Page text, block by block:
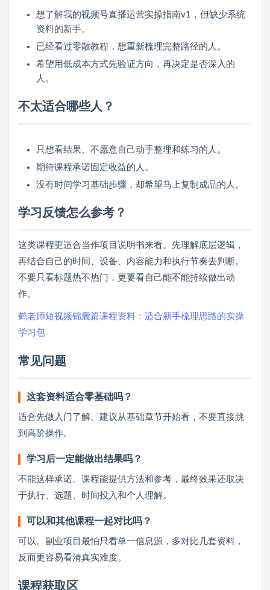
想了解我的视频号直播运营实操指南v1，但缺少系统
资料的新手。
已经看过零散教程，想重新梳理完整路径的人。
希望用低成本方式先验证方向，再决定是否深入的
人。
不太适合哪些人？
只想看结果、不愿意自己动手整理和练习的人。
期待课程承诺固定收益的人。
没有时间学习基础步骤，却希望马上复制成品的人。
学习反馈怎么参考？
这类课程更适合当作项目说明书来看。先理解底层逻辑，
再结合自己的时间、设备、内容能力和执行节奏去判断。
不要只看标题热不热门，更要看自己能不能持续做出动
作。
鹤老师短视频锦囊篇课程资料：适合新手梳理思路的实操
学习包
常见问题
这套资料适合零基础吗？
适合先做入门了解。建议从基础章节开始看，不要直接跳
到高阶操作。
学习后一定能做出结果吗？
不能这样承诺。课程能提供方法和参考，最终效果还取决
于执行、选题、时间投入和个人理解。
可以和其他课程一起对比吗？
可以。副业项目最怕只看单一信息源，多对比几套资料，
反而更容易看清真实难度。
课程获取区